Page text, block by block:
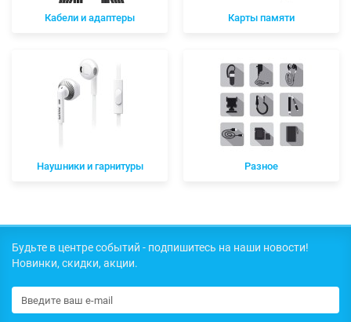
Кабели и адаптеры Карты памяти
Наушники и гарнитуры Разное
Будьте в центре событий - подпишитесь на наши новости!
Новинки, скидки, акции.